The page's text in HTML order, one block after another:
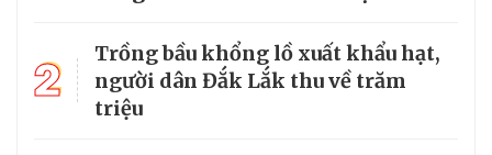
2
Trồng bầu khổng lồ xuất khẩu hạt,
người dân Đắk Lắk thu về trăm
triệu